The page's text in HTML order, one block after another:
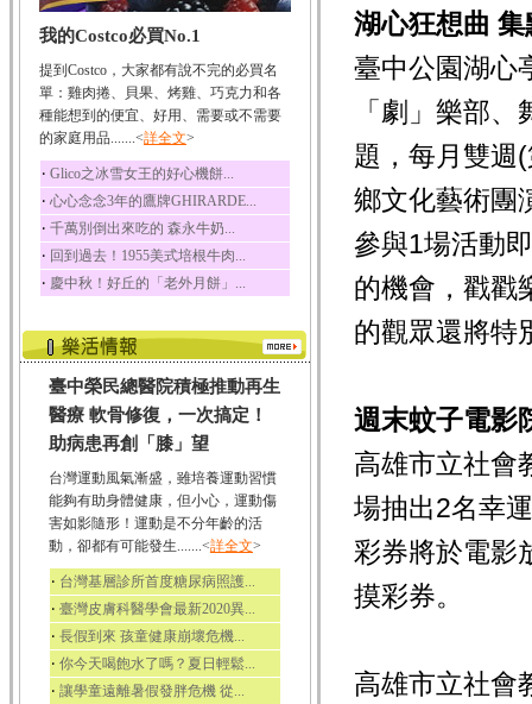
椰子
椰子含有糖類、脂肪、
荔枝
荔枝性質溫和所含的營
養素有醣類、檸檬酸...
五味子
五味子性質溫熱所含營
養成分有揮發油、檸...
草魚
草魚含有維生素A、維生
素C、及豐富的蛋白...
我的Costco必買No.1
提到Costco，大家都有說不完的必買名
單：雞肉捲、貝果、烤雞、巧克力和各
種能想到的便宜、好用、需要或不需要
的家庭用品.......<詳全文>
‧ Glico之冰雪女王的好心機餅...
‧ 心心念念3年的鷹牌GHIRARDE...
‧ 千萬別倒出來吃的 森永牛奶...
‧ 回到過去！1955美式培根牛肉...
‧ 慶中秋！好丘的「老外月餅」...
臺中榮民總醫院積極推動再生
醫療 軟骨修復，一次搞定！
助病患再創「膝」望
台灣運動風氣漸盛，雖培養運動習慣
能夠有助身體健康，但小心，運動傷
害如影隨形！運動是不分年齡的活
動，卻都有可能發生.......<詳全文>
‧ 台灣基層診所首度糖尿病照護...
‧ 臺灣皮膚科醫學會最新2020異...
‧ 長假到來 孩童健康崩壞危機...
‧ 你今天喝飽水了嗎？夏日輕鬆...
‧ 讓學童遠離暑假發胖危機 從...
湖心狂想曲 集
臺中公園湖心
「劇」樂部
題，每月雙週
鄉文化藝術團
參與1場活動
的機會，戳戳
的觀眾還將特
週末蚊子電影
高雄市立社會
場抽出2名幸
彩券將於電影
摸彩券。
高雄市立社會